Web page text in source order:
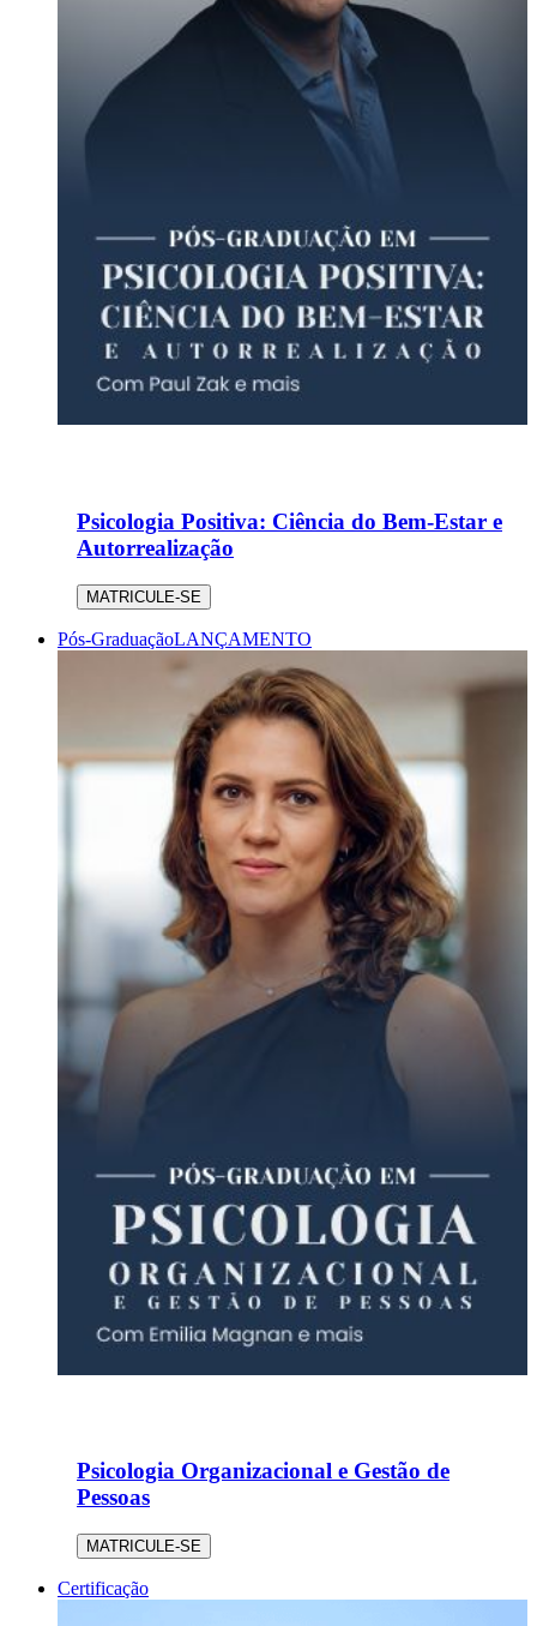
Psicologia Positiva: Ciência do Bem-Estar e
Autorrealização
MATRICULE-SE
Pós-GraduaçãoLANÇAMENTO
Psicologia Organizacional e Gestão de
Pessoas
MATRICULE-SE
Certificação